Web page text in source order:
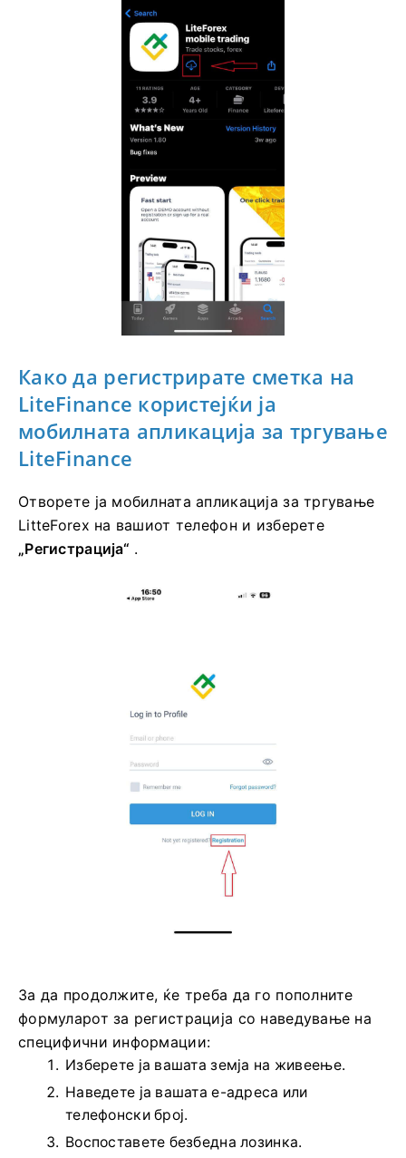
Како да регистрирате сметка на
LiteFinance користејќи ја
мобилната апликација за тргување
LiteFinance
Отворете ја мобилната апликација за тргување
LitteForex на вашиот телефон и изберете
„Регистрација“ .
За да продолжите, ќе треба да го пополните
формуларот за регистрација со наведување на
специфични информации:
Изберете ја вашата земја на живеење.
Наведете ја вашата е-адреса или
телефонски број.
Воспоставете безбедна лозинка.